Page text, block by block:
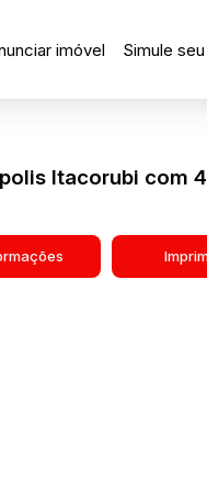
Simule
imóvel
Itacorubi com